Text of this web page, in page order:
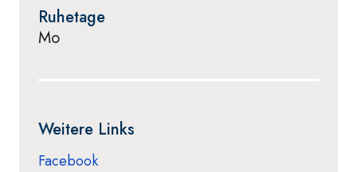
Ruhetage
Mo
Weitere Links
Facebook